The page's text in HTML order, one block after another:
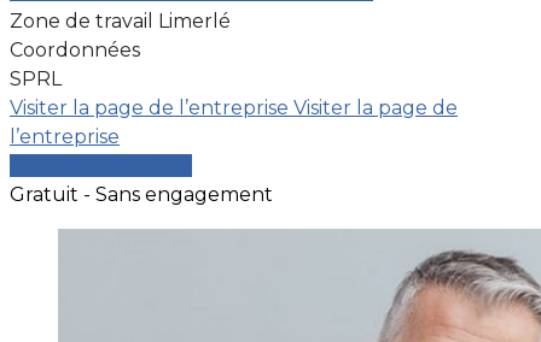
Zone de travail Limerlé
Coordonnées
SPRL
Visiter la page de l’entreprise Visiter la page de
l’entreprise
Gratuit - Sans engagement